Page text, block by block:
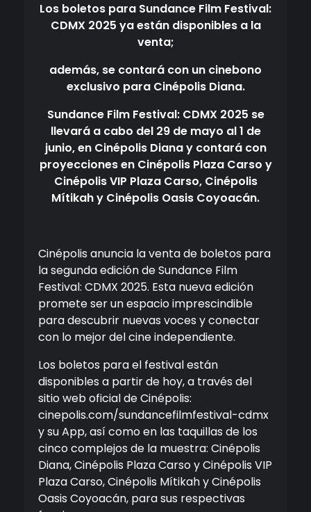
Los boletos para Sundance Film Festival:
CDMX 2025 ya están disponibles a la
venta;
además, se contará con un cinebono
exclusivo para Cinépolis Diana.
Sundance Film Festival: CDMX 2025 se
llevará a cabo del 29 de mayo al 1 de
junio, en Cinépolis Diana y contará con
proyecciones en Cinépolis Plaza Carso y
Cinépolis VIP Plaza Carso, Cinépolis
Mítikah y Cinépolis Oasis Coyoacán.
Cinépolis anuncia la venta de boletos para
la segunda edición de Sundance Film
Festival: CDMX 2025. Esta nueva edición
promete ser un espacio imprescindible
para descubrir nuevas voces y conectar
con lo mejor del cine independiente.
Los boletos para el festival están
disponibles a partir de hoy, a través del
sitio web oficial de Cinépolis:
cinepolis.com/sundancefilmfestival-cdmx
y su App, así como en las taquillas de los
cinco complejos de la muestra: Cinépolis
Diana, Cinépolis Plaza Carso y Cinépolis VIP
Plaza Carso, Cinépolis Mítikah y Cinépolis
Oasis Coyoacán, para sus respectivas